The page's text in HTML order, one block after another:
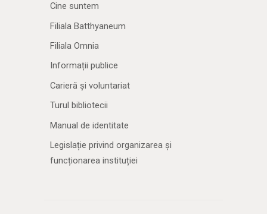
Cine suntem
Filiala Batthyaneum
Filiala Omnia
Informații publice
Carieră și voluntariat
Turul bibliotecii
Manual de identitate
Legislație privind organizarea și
funcționarea instituției